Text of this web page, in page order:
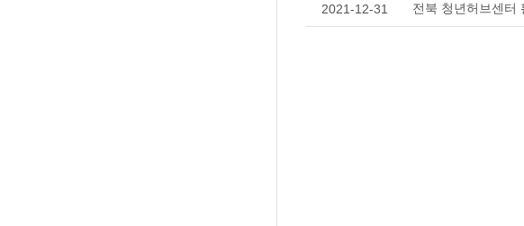
2021-12-31 전북 청년허브센터